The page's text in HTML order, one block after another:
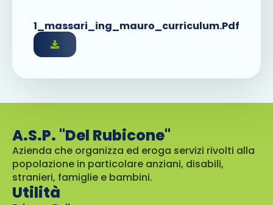
1_massari_ing_mauro_curriculum.pdf
A.S.P. "Del Rubicone"
Azienda che organizza ed eroga servizi rivolti alla
popolazione in particolare anziani, disabili,
stranieri, famiglie e bambini.
Utilità